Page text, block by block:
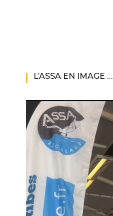
L’ASSA EN IMAGE …
Lecteur
vidéo